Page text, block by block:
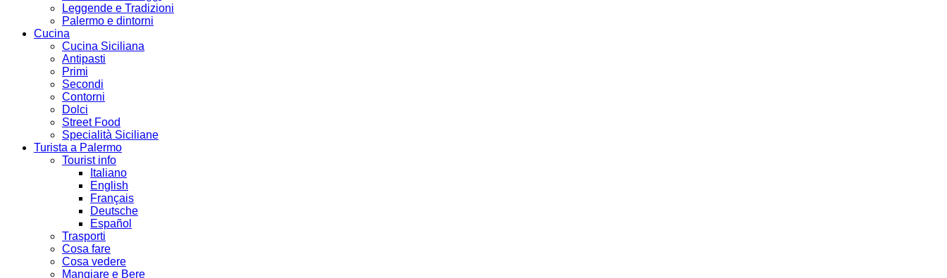
Leggende e Tradizioni
Palermo e dintorni
Cucina
Cucina Siciliana
Antipasti
Primi
Secondi
Contorni
Dolci
Street Food
Specialità Siciliane
Turista a Palermo
Tourist info
Italiano
English
Français
Deutsche
Español
Trasporti
Cosa fare
Cosa vedere
Mangiare e Bere